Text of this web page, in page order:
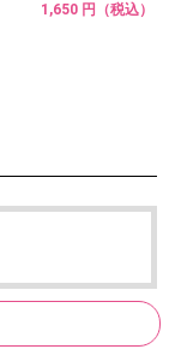
1,650 円（税込）